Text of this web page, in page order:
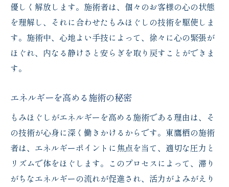
優しく解放します。施術者は、個々のお客様の心の状態
を理解し、それに合わせたもみほぐしの技術を駆使しま
す。施術中、心地よい手技によって、徐々に心の緊張が
ほぐれ、内なる静けさと安らぎを取り戻すことができま
す。
エネルギーを高める施術の秘密
もみほぐしがエネルギーを高める施術である理由は、そ
の技術が心身に深く働きかけるからです。東鷹栖の施術
者は、エネルギーポイントに焦点を当て、適切な圧力と
リズムで体をほぐします。このプロセスによって、滞り
がちなエネルギーの流れが促進され、活力がよみがえり